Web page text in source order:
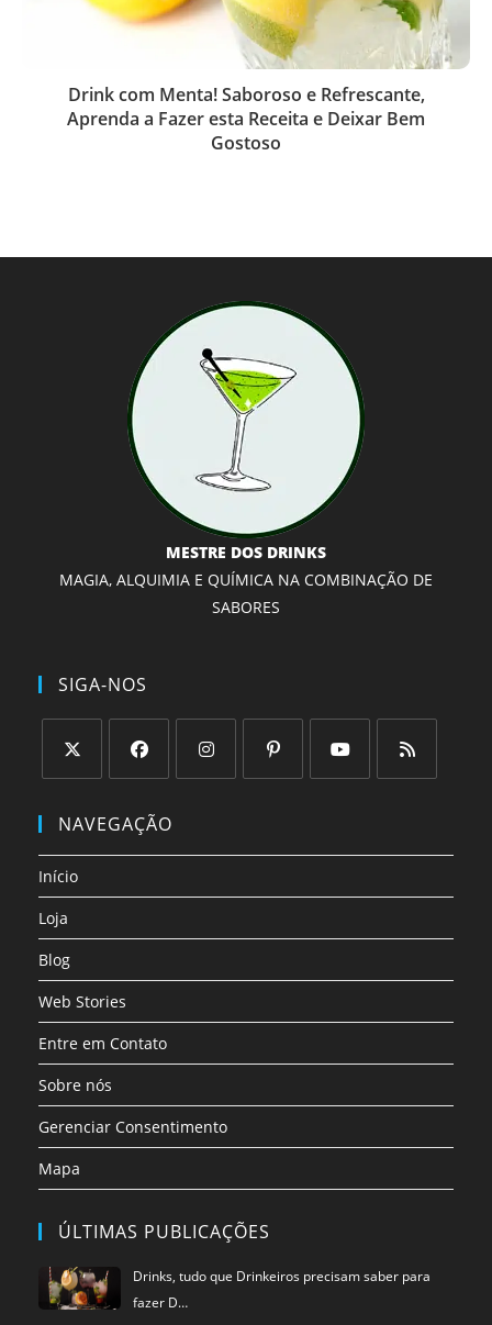
Drink com Menta! Saboroso e Refrescante,
Aprenda a Fazer esta Receita e Deixar Bem
Gostoso
MESTRE DOS DRINKS
MAGIA, ALQUIMIA E QUÍMICA NA COMBINAÇÃO DE
SABORES
SIGA-NOS
em
nova
aba
em
aba
aba
aba
aba
aba
NAVEGAÇÃO
Início
Loja
Blog
Web Stories
Entre em Contato
Sobre nós
Gerenciar Consentimento
Mapa
ÚLTIMAS PUBLICAÇÕES
Drinks, tudo que Drinkeiros precisam saber para
fazer D…